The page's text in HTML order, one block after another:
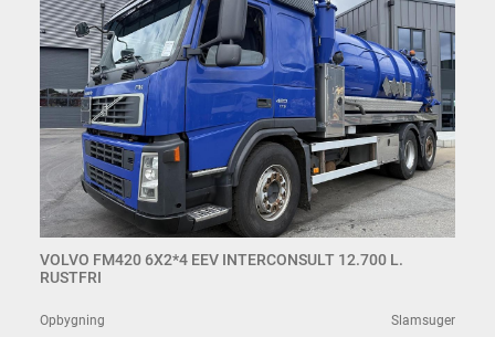
VOLVO FM420 6X2*4 EEV INTERCONSULT 12.700 L.
RUSTFRI
Opbygning Slamsuger